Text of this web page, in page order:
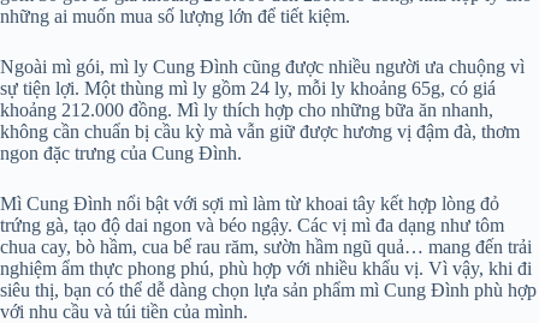
những ai muốn mua số lượng lớn để tiết kiệm.
Ngoài mì gói, mì ly Cung Đình cũng được nhiều người ưa chuộng vì
sự tiện lợi. Một thùng mì ly gồm 24 ly, mỗi ly khoảng 65g, có giá
khoảng 212.000 đồng. Mì ly thích hợp cho những bữa ăn nhanh,
không cần chuẩn bị cầu kỳ mà vẫn giữ được hương vị đậm đà, thơm
ngon đặc trưng của Cung Đình.
Mì Cung Đình nổi bật với sợi mì làm từ khoai tây kết hợp lòng đỏ
trứng gà, tạo độ dai ngon và béo ngậy. Các vị mì đa dạng như tôm
chua cay, bò hầm, cua bể rau răm, sườn hầm ngũ quả… mang đến trải
nghiệm ẩm thực phong phú, phù hợp với nhiều khẩu vị. Vì vậy, khi đi
siêu thị, bạn có thể dễ dàng chọn lựa sản phẩm mì Cung Đình phù hợp
với nhu cầu và túi tiền của mình.